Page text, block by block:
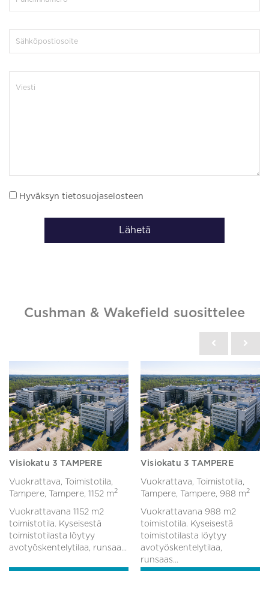
Hyväksyn tietosuojaselosteen
Lähetä
Cushman & Wakefield suosittelee
Visiokatu 3 TAMPERE
Vuokrattava, Toimistotila,
Tampere, Tampere, 1152 m2
Vuokrattavana 1152 m2
toimistotila. Kyseisestä
toimistotilasta löytyy
avotyöskentelytilaa, runsaa...
Visiokatu 3 TAMPERE
Vuokrattava, Toimistotila,
Tampere, Tampere, 988 m2
Vuokrattavana 988 m2
toimistotila. Kyseisestä
toimistotilasta löytyy
avotyöskentelytilaa,
runsaas...